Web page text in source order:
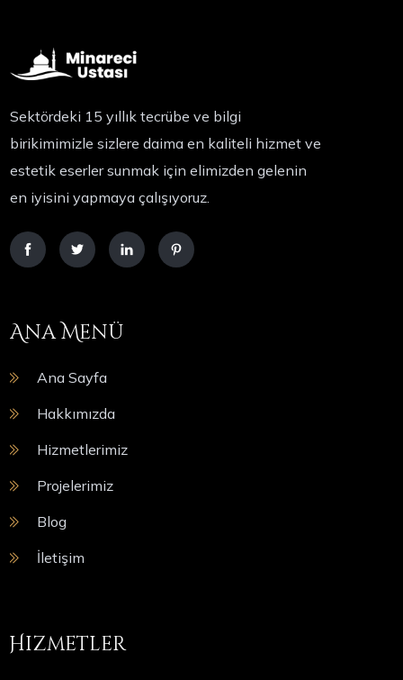
Sektördeki 15 yıllık tecrübe ve bilgi
birikimimizle sizlere daima en kaliteli hizmet ve
estetik eserler sunmak için elimizden gelenin
en iyisini yapmaya çalışıyoruz.
Ana Menü
Ana Sayfa
Hakkımızda
Hizmetlerimiz
Projelerimiz
Blog
İletişim
Hizmetler